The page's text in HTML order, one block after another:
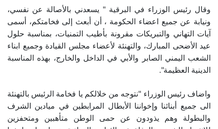
وقال رئيس الوزراء في البرقية " يسعدني بالأصالة عن نفسي،
ونيابة عن جميع اعضاء الحكومة ، أن أبعث إلى فخامتكم، أسمى
آيات التهاني والتبريكات مقرونة بأطيب التمنيات، بمناسبة حلول
عيد الأضحى المبارك، والتهنئة لأعضاء مجلس القيادة وجميع ابناء
الشعب اليمني الصابر والأبي في الداخل والخارج، بهذه المناسبة
الدينية العظيمة".
واضاف رئيس الوزراء "نتوجه من خلالكم يا فخامة الرئيس بالتهنئة
الى جميع أبنائنا وإخواننا الأبطال المرابطين في ميادين الشرف
والبطولة وهم يذودون عن حمى الوطن متأهبين ومتحفزين